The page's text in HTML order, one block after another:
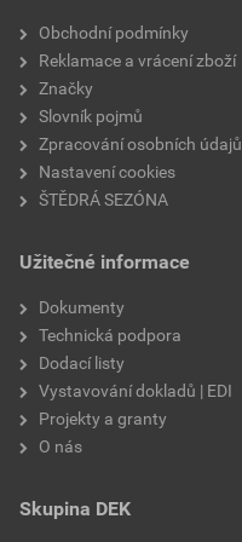
Velikost
faktor difuzního odporu
materiálová báze
Obchodní podmínky
Reklamace a vrácení zboží
Značky
Slovník pojmů
Zpracování osobních údajů
Nastavení cookies
ŠTĚDRÁ SEZÓNA
Užitečné informace
Dokumenty
Technická podpora
Dodací listy
Vystavování dokladů | EDI
Projekty a granty
O nás
Skupina DEK